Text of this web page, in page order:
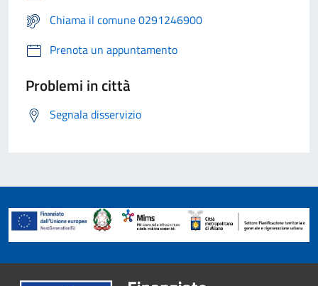
Chiama il comune 0291246900
Prenota un appuntamento
Problemi in città
Segnala disservizio